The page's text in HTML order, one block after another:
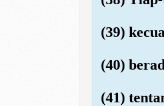
(39)
(40)
(41)